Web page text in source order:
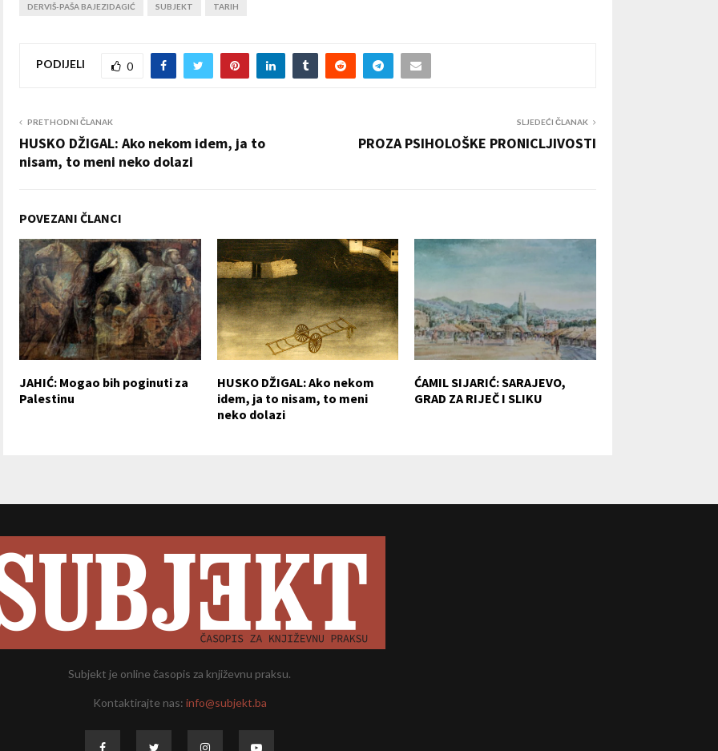
DERVIŠ-PAŠA BAJEZIDAGIĆ SUBJEKT TARIH
PODIJELI 0
PRETHODNI ČLANAK
HUSKO DŽIGAL: Ako nekom idem, ja to
nisam, to meni neko dolazi
SLJEDEĆI ČLANAK
PROZA PSIHOLOŠKE PRONICLJIVOSTI
POVEZANI ČLANCI
JAHIĆ: Mogao bih poginuti za
Palestinu
HUSKO DŽIGAL: Ako nekom
idem, ja to nisam, to meni
neko dolazi
ĆAMIL SIJARIĆ: SARAJEVO,
GRAD ZA RIJEČ I SLIKU
Subjekt je online časopis za književnu praksu.
Kontaktirajte nas: info@subjekt.ba